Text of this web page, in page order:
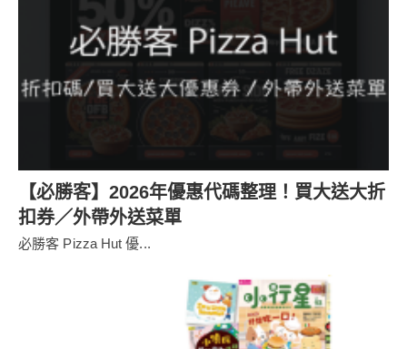
【必勝客】2026年優惠代碼整理！買大送大折
扣券／外帶外送菜單
必勝客 Pizza Hut 優...